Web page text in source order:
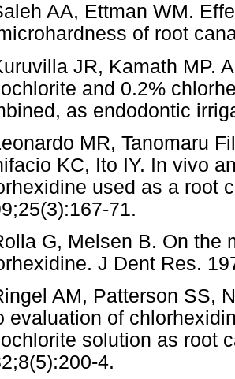
AA, Ettman WM.
of root
JR, Kamath MP.
and 0.2%
as endodontic
MR, Tanomaru
KC, Ito IY. In vivo
used as a root
71.
G, Melsen B. On the
J Dent Res.
AM, Patterson SS,
evaluation of
solution as root
4.